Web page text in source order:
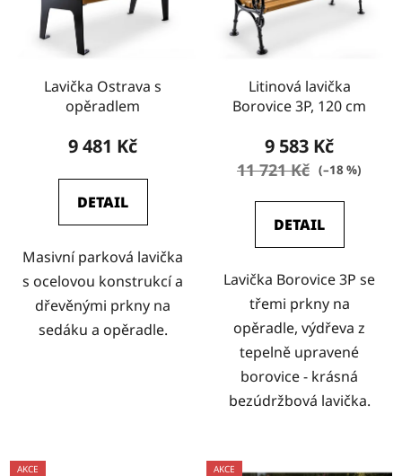
Lavička Ostrava s
opěradlem
9 481 Kč
DETAIL
Masivní parková lavička
s ocelovou konstrukcí a
dřevěnými prkny na
sedáku a opěradle.
Litinová lavička
Borovice 3P, 120 cm
9 583 Kč
11 721 Kč (–18 %)
DETAIL
Lavička Borovice 3P se
třemi prkny na
opěradle, výdřeva z
tepelně upravené
borovice - krásná
bezúdržbová lavička.
AKCE
AKCE